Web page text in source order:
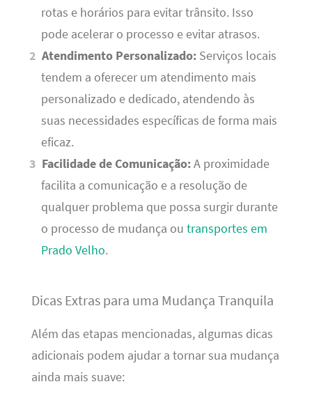
rotas e horários para evitar trânsito. Isso
pode acelerar o processo e evitar atrasos.
Atendimento Personalizado: Serviços locais
tendem a oferecer um atendimento mais
personalizado e dedicado, atendendo às
suas necessidades específicas de forma mais
eficaz.
Facilidade de Comunicação:A proximidade
facilita a comunicação e a resolução de
qualquer problema que possa surgir durante
o processo de mudança ou transportes em
Prado Velho.
Dicas Extras para uma Mudança Tranquila
Além das etapas mencionadas, algumas dicas
adicionais podem ajudar a tornar sua mudança
ainda mais suave: